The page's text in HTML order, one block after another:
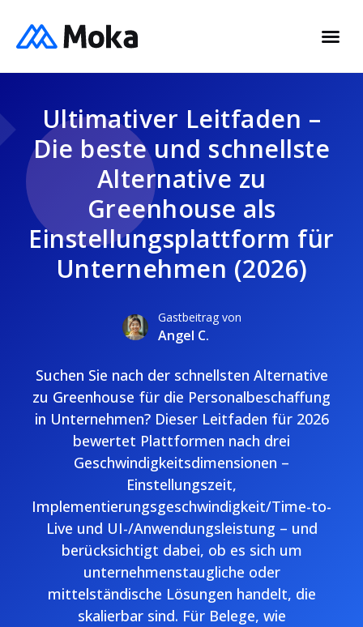
Ultimativer Leitfaden –
Die beste und schnellste
Alternative zu
Greenhouse als
Einstellungsplattform für
Unternehmen (2026)
Gastbeitrag von
Angel C.
Suchen Sie nach der schnellsten Alternative
zu Greenhouse für die Personalbeschaffung
in Unternehmen? Dieser Leitfaden für 2026
bewertet Plattformen nach drei
Geschwindigkeitsdimensionen –
Einstellungszeit,
Implementierungsgeschwindigkeit/Time-to-
Live und UI-/Anwendungsleistung – und
berücksichtigt dabei, ob es sich um
unternehmenstaugliche oder
mittelständische Lösungen handelt, die
skalierbar sind. Für Belege, wie